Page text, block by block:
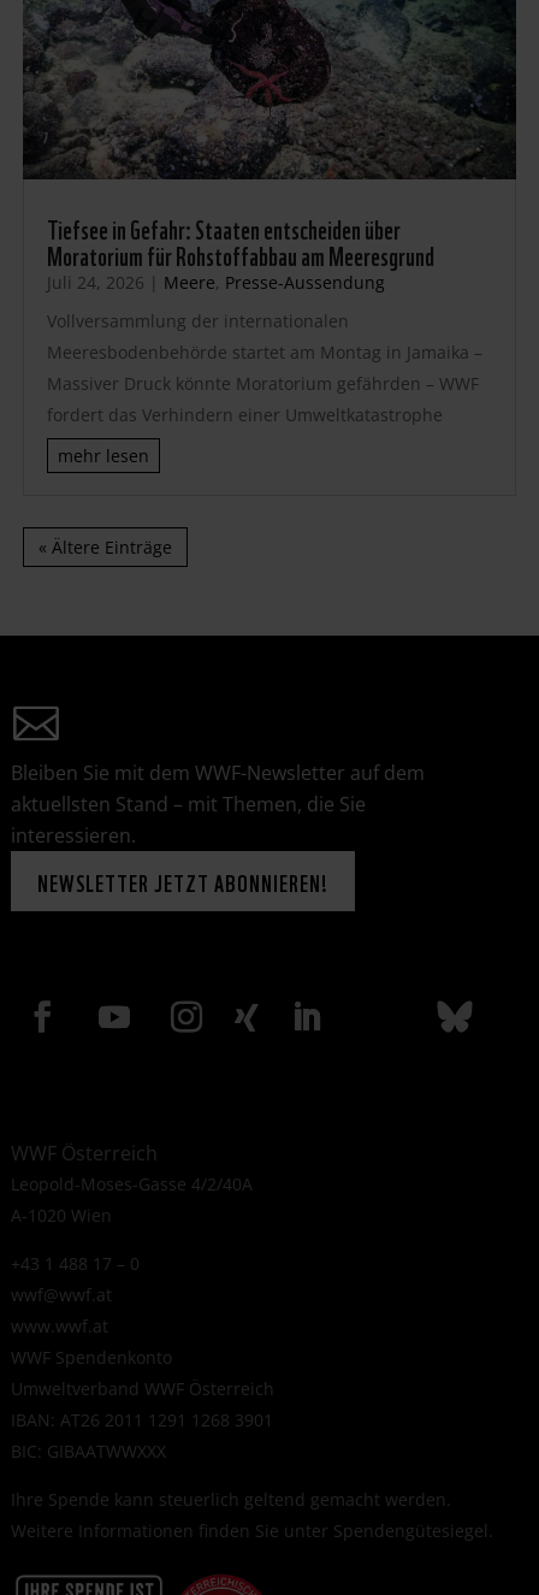
Tiefsee in Gefahr: Staaten entscheiden über
Moratorium für Rohstoffabbau am Meeresgrund
Juli 24, 2026 | Meere, Presse-Aussendung
Vollversammlung der internationalen
Meeresbodenbehörde startet am Montag in Jamaika –
Massiver Druck könnte Moratorium gefährden – WWF
fordert das Verhindern einer Umweltkatastrophe
mehr lesen
« Ältere Einträge
Bleiben Sie mit dem WWF-Newsletter auf dem
aktuellsten Stand – mit Themen, die Sie
interessieren.
NEWSLETTER JETZT ABONNIEREN!
WWF Österreich
Leopold-Moses-Gasse 4/2/40A
A-1020 Wien
+43 1 488 17 – 0
wwf@wwf.at
www.wwf.at
WWF Spendenkonto
Umweltverband WWF Österreich
IBAN: AT26 2011 1291 1268 3901
BIC: GIBAATWWXXX
Ihre Spende kann steuerlich geltend gemacht werden.
Weitere Informationen finden Sie unter Spendengütesiegel.